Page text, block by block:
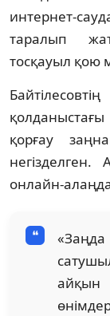
интернет-
таралып
тосқауыл қою
қорғау
негізделген.
онлайн-
айқын